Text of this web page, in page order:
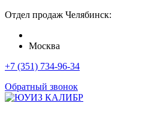
Отдел продаж Челябинск:
Москва
+7 (351) 734-96-34
Обратный звонок